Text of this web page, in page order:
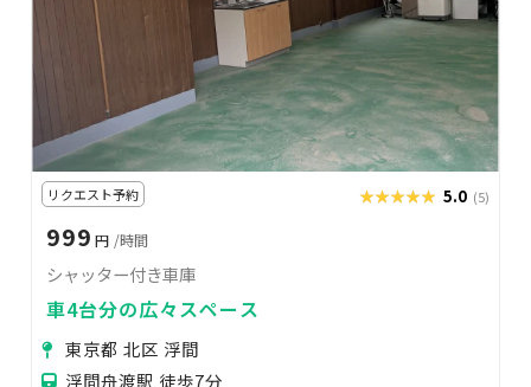
リクエスト予約 ★★★★★
★★★★★ 5.0 (5)
999 円 /時間
シャッター付き車庫
車4台分の広々スペース
東京都 北区 浮間
浮間舟渡駅 徒歩7分